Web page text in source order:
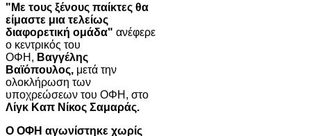
"Με τους ξένους παίκτες θα
είμαστε μια τελείως
διαφορετική ομάδα" ανέφερε
ο κεντρικός του
ΟΦΗ, Βαγγέλης
Βαϊόπουλος, μετά την
ολοκλήρωση των
υποχρεώσεων του ΟΦΗ, στο
Λίγκ Καπ Νίκος Σαμαράς.
Ο ΟΦΗ αγωνίστηκε χωρίς